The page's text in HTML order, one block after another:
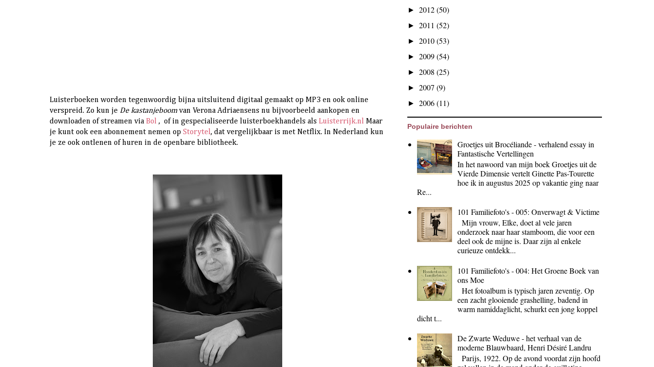
Luisterboeken worden tegenwoordig bijna uitsluitend digitaal gemaakt op MP3 en ook online
verspreid. Zo kun je De kastanjeboomvan Verona Adriaensens nu bijvoorbeeld aankopen en
downloaden of streamen via Bol , of in gespecialiseerde luisterboekhandels als Luisterrijk.nl Maar
je kunt ook een abonnement nemen op Storytel, dat vergelijkbaar is met Netflix. In Nederland kun
je ze ook ontlenen of huren in de openbare bibliotheek.
► 2012(50)
► 2011 (52)
► 2010(53)
► 2009(54)
► 2008 (25)
► 2007 (9)
► 2006(11)
Populaire berichten
Groetjes uit Brocéliande - verhalend essay in
Fantastische Vertellingen
In het nawoord van mijn boek Groetjes uit de
Vierde Dimensie vertelt Ginette Pas-Tourette
hoe ik in augustus 2025 op vakantie ging naar
Re...
101 Familiefoto's - 005: Onverwagt & Victime
Mijn vrouw, Elke, doet al vele jaren
onderzoek naar haar stamboom, die voor een
deel ook de mijne is. Daar zijn al enkele
curieuze ontdekk...
101 Familiefoto's - 004: Het Groene Boek van
ons Moe
Het fotoalbum is typisch jaren zeventig. Op
een zacht glooiende grashelling, badend in
warm namiddaglicht, schurkt een jong koppel
dicht t...
De Zwarte Weduwe - het verhaal van de
moderne Blauwbaard, Henri Désiré Landru
Parijs, 1922. Op de avond voordat zijn hoofd